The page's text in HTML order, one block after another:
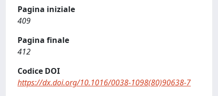
Pagina iniziale
409
Pagina finale
412
Codice DOI
https://dx.doi.org/10.1016/0038-1098(80)90638-7